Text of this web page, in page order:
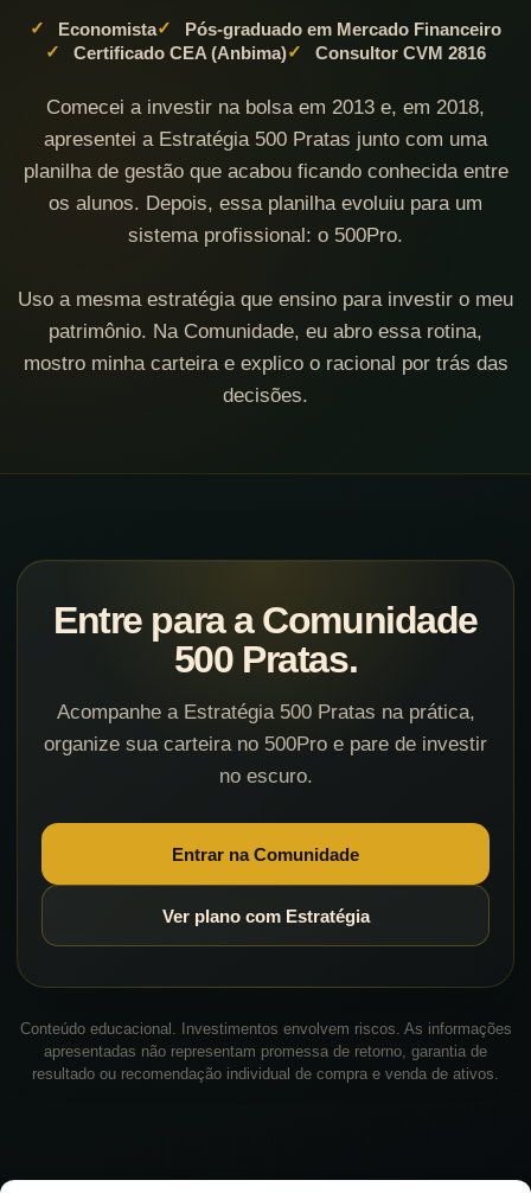
Economista
Pós-graduado em Mercado Financeiro
Certificado CEA (Anbima)
Consultor CVM 2816
Comecei a investir na bolsa em 2013 e, em 2018,
apresentei a Estratégia 500 Pratas junto com uma
planilha de gestão que acabou ficando conhecida entre
os alunos. Depois, essa planilha evoluiu para um
sistema profissional: o 500Pro.
Uso a mesma estratégia que ensino para investir o meu
patrimônio. Na Comunidade, eu abro essa rotina,
mostro minha carteira e explico o racional por trás das
decisões.
Entre para a Comunidade
500 Pratas.
Acompanhe a Estratégia 500 Pratas na prática,
organize sua carteira no 500Pro e pare de investir
no escuro.
Entrar na Comunidade
Ver plano com Estratégia
Conteúdo educacional. Investimentos envolvem riscos. As informações
apresentadas não representam promessa de retorno, garantia de
resultado ou recomendação individual de compra e venda de ativos.